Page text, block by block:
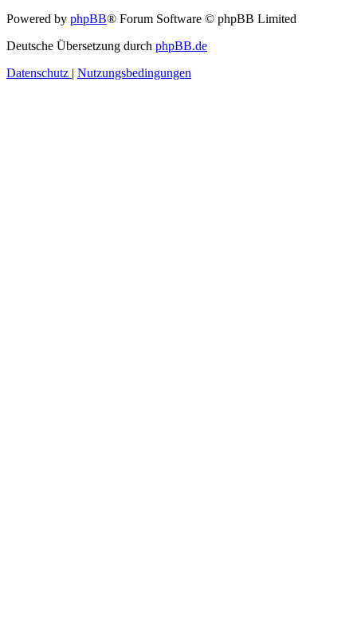
Powered by phpBB® Forum Software © phpBB Limited
Deutsche Übersetzung durch phpBB.de
Datenschutz | Nutzungsbedingungen